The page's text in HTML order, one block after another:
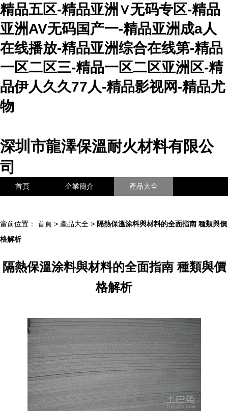
精品五区-精品亚洲∨无码专区-精品
亚洲AV无码国产一-精品亚洲成a人
在线播放-精品亚洲综合在线第-精品
一区二区三-精品一区二区亚洲区-精
品伊人久久77人-精品影视网-精品尤
物
深圳市龍澤保溫耐火材料有限公
司
首頁 企業簡介 產品大全
當前位置： 首頁 > 產品大全 > 隔熱保溫涂料與材料的全面指南 種類與價
格解析
隔熱保溫涂料與材料的全面指南 種類與價
格解析